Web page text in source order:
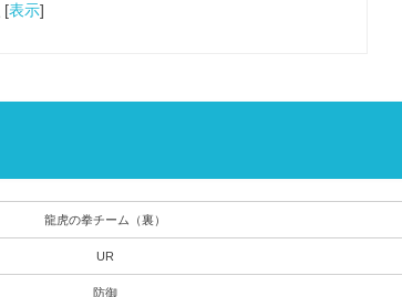
[表示]
龍虎の拳チーム（裏）
UR
防御